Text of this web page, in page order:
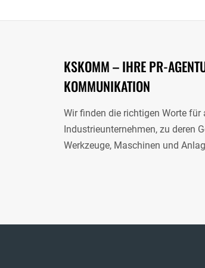
KSKOMM – IHRE PR-
KOMMUNIKATION
Wir finden die richtigen Worte für
Industrieunternehmen, zu deren
Werkzeuge, Maschinen und